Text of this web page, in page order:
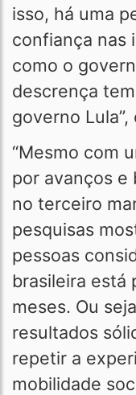
isso, há uma
confiança nas
como o
descrença
governo
“Mesmo com
por avanços e
no terceiro
pesquisas
pessoas
brasileira está
meses. Ou
resultados
repetir a
mobilidade